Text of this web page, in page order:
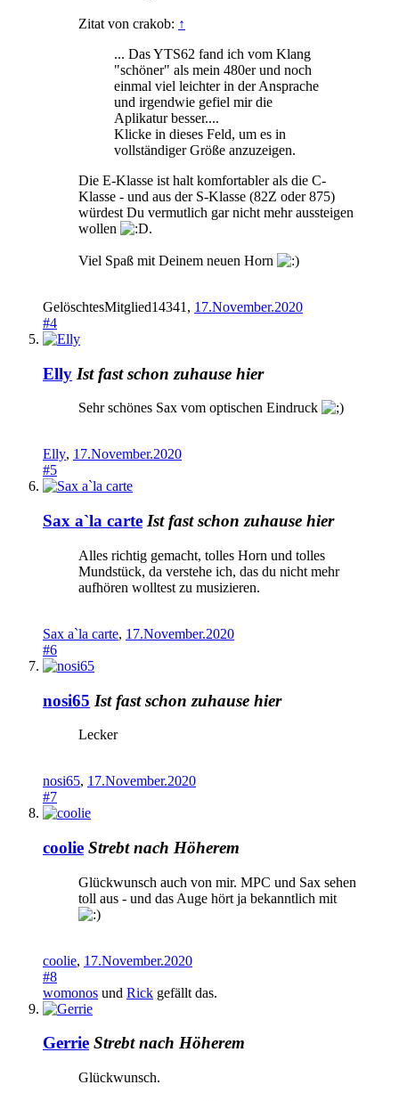
Zitat von crakob: ↑
... Das YTS62 fand ich vom Klang
"schöner" als mein 480er und noch
einmal viel leichter in der Ansprache
und irgendwie gefiel mir die
Aplikatur besser....
Klicke in dieses Feld, um es in
vollständiger Größe anzuzeigen.
Die E-Klasse ist halt komfortabler als die C-
Klasse - und aus der S-Klasse (82Z oder 875)
würdest Du vermutlich gar nicht mehr aussteigen
wollen
.
Viel Spaß mit Deinem neuen Horn
GelöschtesMitglied14341 , 17.November.2020
#4
Elly Ist fast schon zuhause hier
Sehr schönes Sax vom optischen Eindruck
Elly, 17.November.2020
#5
Sax a`la carte Ist fast schon zuhause hier
Alles richtig gemacht, tolles Horn und tolles
Mundstück, da verstehe ich, das du nicht mehr
aufhören wolltest zu musizieren.
Sax a`la carte, 17.November.2020
#6
nosi65 Ist fast schon zuhause hier
Lecker
nosi65, 17.November.2020
#7
coolie Strebt nach Höherem
Glückwunsch auch von mir. MPC und Sax sehen
toll aus - und das Auge hört ja bekanntlich mit
coolie, 17.November.2020
#8
womonos und Rick gefällt das.
Gerrie Strebt nach Höherem
Glückwunsch.